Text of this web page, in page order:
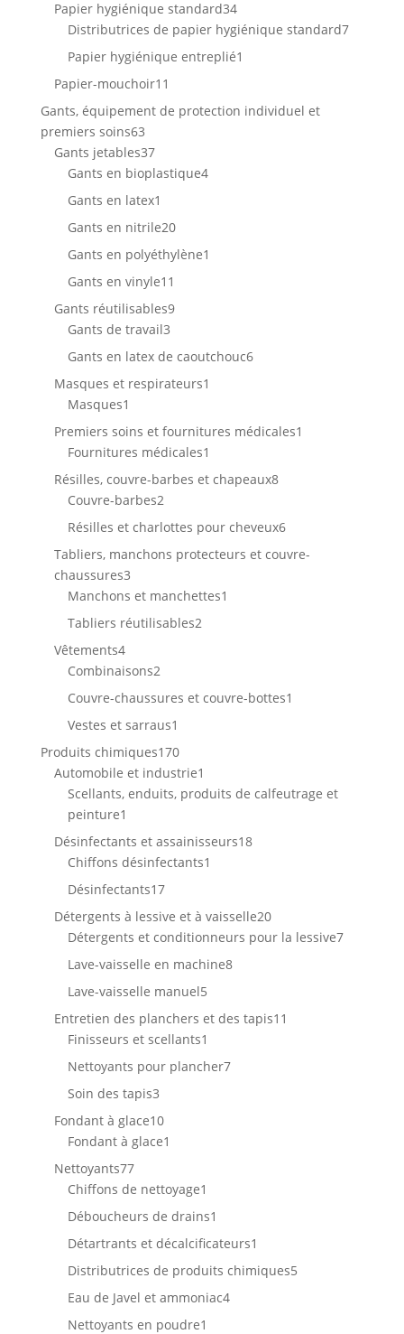
Papier hygiénique standard3434
produits
Distributrices de papier hygiénique standard77
Papier hygiénique entreplié1
Papier-mouchoir11
produits
Gants, équipement de protection individuel et
premiers soins6363
produits
Gants jetables3737
produits
Gants en bioplastique44
Gants en latex1
produit
Gants en nitrile2020
produits
Gants en polyéthylène1
Gants en vinyle11
Gants réutilisables99
Gants de travail33
produits
Gants en latex de caoutchouc66
Masques et respirateurs1
Masques1
produit
Premiers soins et fournitures médicales1
Fournitures médicales1
produit
Résilles, couvre-barbes et chapeaux88
Couvre-barbes22
produits
Résilles et charlottes pour cheveux66
Tabliers, manchons protecteurs et couvre-
chaussures33
produits
Manchons et manchettes1
Tabliers réutilisables22
Vêtements44
produits
Combinaisons22
produits
Couvre-chaussures et couvre-bottes1
Vestes et sarraus1
produit
Produits chimiques170170
produits
Automobile et industrie1
produit
Scellants, enduits, produits de calfeutrage et
peinture1
produit
Désinfectants et assainisseurs1818
Chiffons désinfectants1
Désinfectants1717
produits
Détergents à lessive et à vaisselle2020
produits
Détergents et conditionneurs pour la lessive77
Lave-vaisselle en machine88
Lave-vaisselle manuel55
produits
Entretien des planchers et des tapis11
Finisseurs et scellants1
produit
Nettoyants pour plancher77
Soin des tapis33
produits
Fondant à glace1010
produits
Fondant à glace1
Nettoyants7777
produits
Chiffons de nettoyage1
produit
Déboucheurs de drains1
produit
Détartrants et décalcificateurs1
produit
Distributrices de produits chimiques55
Eau de Javel et ammoniac44
Nettoyants en poudre1